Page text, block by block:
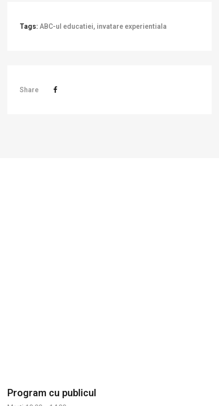
Tags: ABC-ul educatiei, invatare experientiala
Share
Program cu publicul